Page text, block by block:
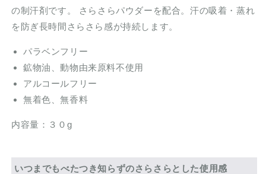
の
数
量
を
減
ら
の
数
を
増
や
す
の制汗剤です。 さらさらパウダーを配合。汗の吸着・蒸れ
を防ぎ長時間さらさら感が持続します。
パラベンフリー
鉱物油、動物由来原料不使用
アルコールフリー
無着色、無香料
内容量：３０g
いつまでもべたつき知らずのさらさらとした使用感